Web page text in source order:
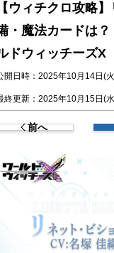
【ウィチクロ攻略
・魔法カードは
ドウィッチーズX
開日時：2025年10月14日(
終更新：2025年10月15日(
前へ